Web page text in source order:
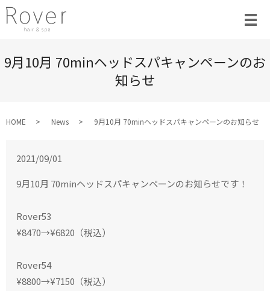
9月10月 70minヘッドスパキャンペーンのお
知らせ
HOME News 9月10月 70minヘッドスパキャンペーンのお知らせ
2021/09/01
9月10月 70minヘッドスパキャンペーンのお知らせです！
Rover53
¥8470→¥6820（税込）
Rover54
¥8800→¥7150（税込）